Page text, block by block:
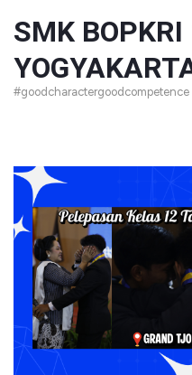
ke
konten
SMK BOPKRI
#goodcharactergoodcompetence